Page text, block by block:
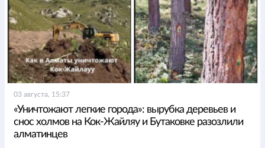
03 августа, 15:37
«Уничтожают легкие города»: вырубка деревьев и
снос холмов на Кок-Жайляу и Бутаковке разозлили
алматинцев